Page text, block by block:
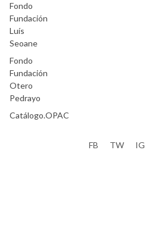
Fondo
Fundación
Luís
Seoane
Fondo
Fundación
Otero
Pedrayo
Catálogo.OPAC
FB TW IG